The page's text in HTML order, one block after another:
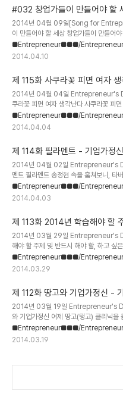
업가정신 세계일주 러시아 지역에서 우연
현 교수님이 들려주셨던 시다. 이 시를 처
맞는 듯 한 느낌이였다. 그는 4시간 동안
에 달하는 둔탁한 충격으로 몹시 어리둥
천에 대해 제대로 설명하고 있는 것이 없
지 시만을 생각하고 정치가는 오로지 정치
#032 창업가들이 만들어야 할
화센터
2014년 04월 09일[Song for
이 만들어야 할 세상 창업가들이 만들어
가 이미 그려놓은 세상일지도. 이해의 선
위그든 씨의 사탕 가게에 처음으로 발을
히 되살아난다. 가게 문에 달린 조그만 방
는 언제나 조용히 나타나서, 진열대 뒤에
기 때문에 머리는 구름처럼 희고 고운 백
럼 마음을 사로잡는 맛있는 물건들이 한꺼
었다. ..
■Entrepreneur■■■/
2014.04.10
제 115화 사쿠라꽃 피면 여자
문화센터
2014년 04월 04일 Entrepreneur's
쿠라꽃 피면 여자 생각난다 사쿠라꽃 피
피하다.사쿠라꽃 피면 여자 생각에 쩔쩔
서 나는 사쿠라꽃이 질 때 더 여자 생각이
이내 꺼져버린 사랑같다.나는 성냥개비 같
꽃 피면 여자 생각난다 송 정 현몇 년 동
눈동자에 깊숙히 각인되어 있던 봉인이
이 지나서였다. 사쿠라꽃 지면 여자 생각
라꽃 지면,..
■Entrepreneur■■■/
2014.04.04
제 114화 필라멘트 - 기업가정
2014년 04월 02일 Entrepreneur's
멘트 필라멘트 송정현 속을 훔쳐보니, 타
이고 있었다. 숨은 붙어있어 파르르 떨고
였다. 생의 마지막 나선에서 내려온, 그녀
라에, 그림쟁이이고 싶다.내가 그렇게 인
요로운 글쟁이에, 딴따라에, 그림쟁이
Linked-in / Facebook) 기업가정신
Entrepreneurship Travel] -Quest
■Entrepreneur■■■/
2014.04.03
제 113화 2014년 학습해야 할
할, 하고 싶은 프로젝트 - 기업
2014년 03월 29일 Entrepreneur's
해야 할 주제 및 반드시 해야 할, 하고 싶
리를 못했는데, 2014년 활동계획을 정리
해야하고 하고 싶은 것들] 함께 해보고 싶
Ethnography (문화인류학을 기반으로
Management &
경영 & 사업화) 3. Design Thinking &
와 체계) 4. Business Model Gen..
■Entrepreneur■■■/
2014.03.29
제 112화 땅고와 기업가정신 -
2014년 03월 19일 Entrepreneur's
와 기업가정신 어제 땅고(탱고) 클리닉을
음이 좋기로 유명한 땅게로(탱고를 추는
서, 기본 자세인 '서기'와 '걷기'를 다시 배
서 원점으로 돌아온다. 그리고 다시 한 걸
■Entrepreneur■■■/
2014.03.19